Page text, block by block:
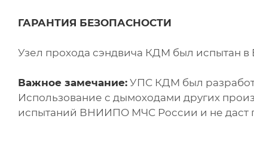
ГАРАНТИЯ БЕЗОПАСНОСТИ
Узел прохода сэндвича КДМ был испытан
Важное замечание: УПС КДМ был
Использование с дымоходами других
испытаний ВНИИПО МЧС России и не даст